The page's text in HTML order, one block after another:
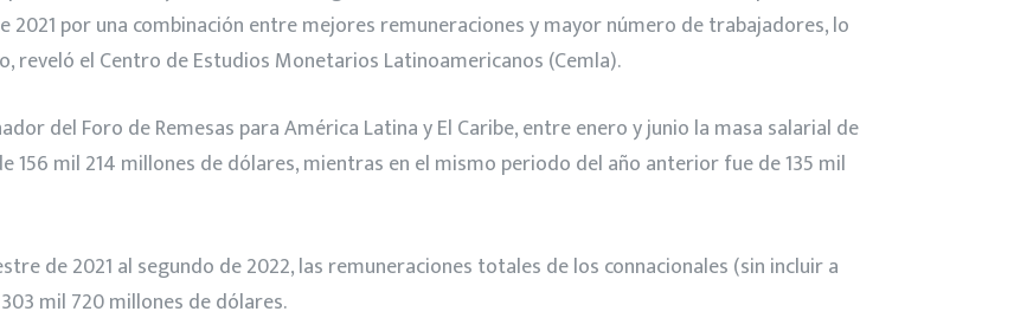
por una combinación entre mejores remuneraciones y mayor número de trabajadores, lo
reveló el Centro de Estudios Monetarios Latinoamericanos (Cemla).
del Foro de Remesas para América Latina y El Caribe, entre enero y junio la masa salarial de
156 mil 214 millones de dólares, mientras en el mismo periodo del año anterior fue de 135 mil
de 2021 al segundo de 2022, las remuneraciones totales de los connacionales (sin incluir a
mil 720 millones de dólares.